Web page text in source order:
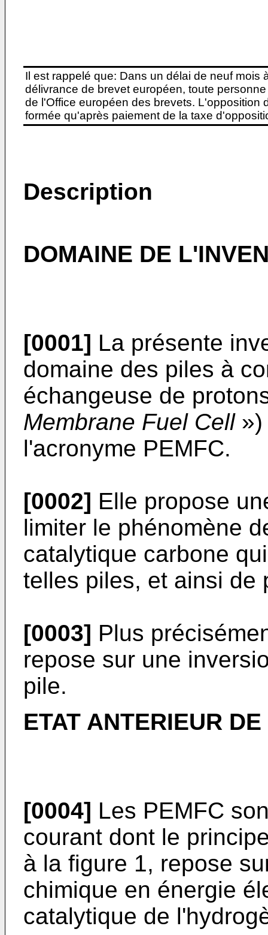
Il est rappelé que: Dans un délai de neuf
délivrance de brevet européen, toute
de l'Office européen des brevets. L'opposition
formée qu'après paiement de la taxe
Description
DOMAINE DE
[0001] La présente
domaine des piles à
échangeuse de
Membrane Fuel Cell»)
l'acronyme PEMFC.
[0002] Elle propose
limiter le phénomène
catalytique carbone
telles piles, et ainsi de
[0003] Plus
repose sur une
pile.
ETAT ANTERIEUR
[0004] Les PEMFC
courant dont le
à la figure 1, repose
chimique en énergie
catalytique de